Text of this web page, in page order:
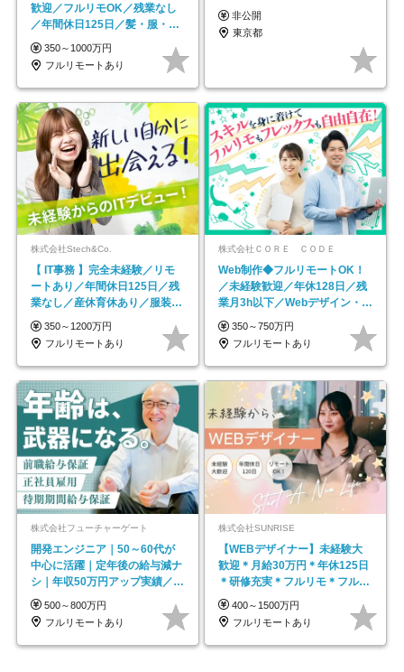
歓迎／フルリモOK／残業なし
／年間休日125日／髪・服・ネ
イル自由／研修充実で安心
350～1000万円
フルリモートあり
非公開
東京都
株式会社Stech&Co.
【 IT事務 】完全未経験／リモ
ートあり／年間休日125日／残
業なし／産休育休あり／服装・
髪型自由／毎年昇給
350～1200万円
フルリモートあり
株式会社ＣＯＲＥ ＣＯＤＥ
Web制作◆フルリモートOK！
／未経験歓迎／年休128日／残
業月3h以下／Webデザイン・
ECサイトやHP制作
350～750万円
フルリモートあり
株式会社フューチャーゲート
開発エンジニア｜50～60代が
中心に活躍｜定年後の給与減ナ
シ｜年収50万円アップ実績／昇
給率92％（直近3年）
500～800万円
フルリモートあり
株式会社SUNRISE
【WEBデザイナー】未経験大
歓迎＊月給30万円＊年休125日
＊研修充実＊フルリモ＊フルフ
レックス＊
400～1500万円
フルリモートあり